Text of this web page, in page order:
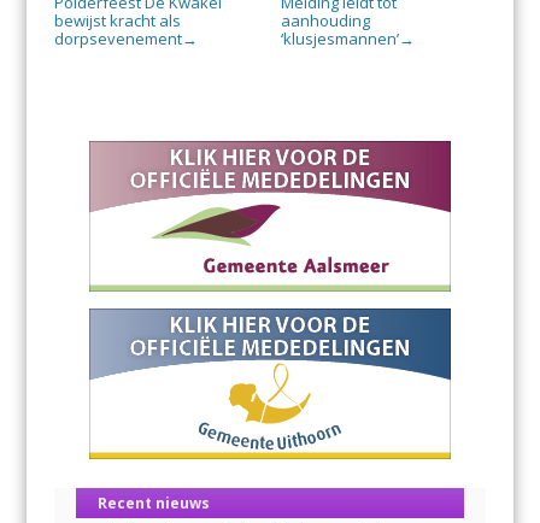
bewijst kracht als
dorpsevenement→
aanhouding
‘klusjesmannen’→
Recent nieuws